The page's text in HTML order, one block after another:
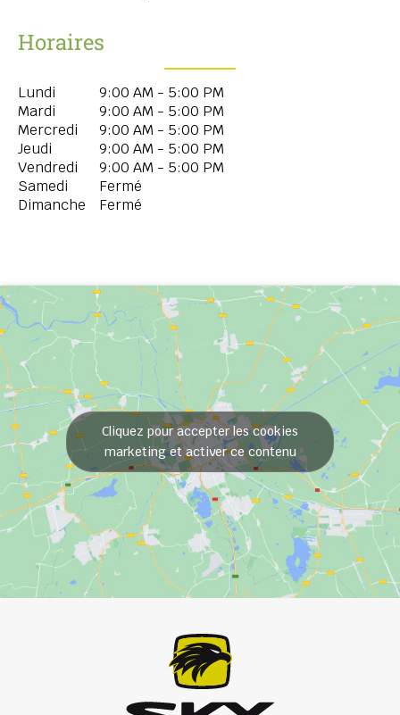
Horaires
Lundi
9:00 AM - 5:00 PM
Mardi
9:00 AM - 5:00 PM
Mercredi
9:00 AM - 5:00 PM
Jeudi
9:00 AM - 5:00 PM
Vendredi
9:00 AM - 5:00 PM
Samedi
Fermé
Dimanche
Fermé
Cliquez pour accepter les cookies
marketing et activer ce contenu